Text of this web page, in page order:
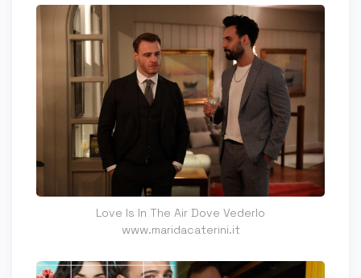
Love Is In The Air Dove Vederlo
www.maridacaterini.it